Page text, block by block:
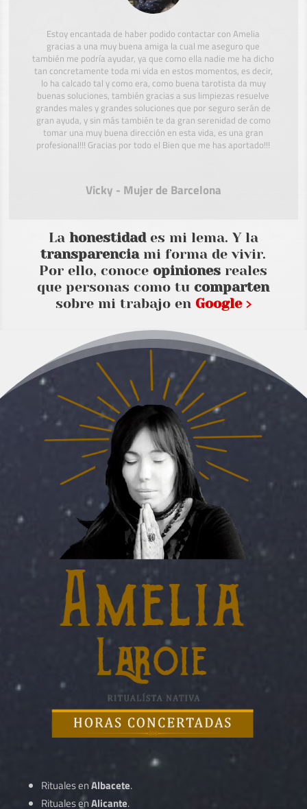
Estoy encantada de haber podido contactar con Amelia
gracias a una muy buena amiga la cual me aseguro que
también me podría ayudar, ya que como ella nadie me ha dicho
tan concretamente toda mi vida en estos momentos, es decir,
lo ha calcado tal y como era, como buena tarotista da muy
buenas soluciones, también gracias a sus limpiezas resuelve
grandes males y grandes soluciones que por seguro serán de
gran ayuda, y sin más también te da gran serenidad de como
tomar una muy buena dirección en esta vida, es una gran
profesional!!! Gracias por todo el Bien que me has aportado!!!
Vicky - Mujer de Barcelona
La honestidades mi lema. Y la
transparenciami forma de vivir.
Por ello, conoceopiniones reales
que personas como tucomparten
sobre mi trabajo en Google ›
Rituales enAlbacete.
Rituales enAlicante.